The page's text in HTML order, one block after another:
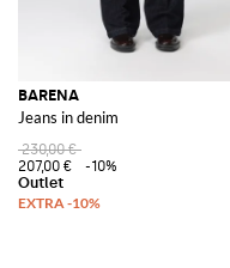
BARENA
Jeans in denim
230,00 €
207,00 €
-10%